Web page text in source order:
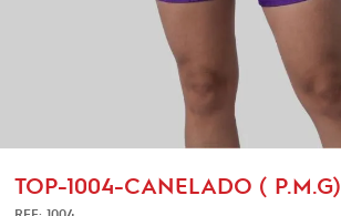
TOP-1004-CANELADO ( P.M.G)